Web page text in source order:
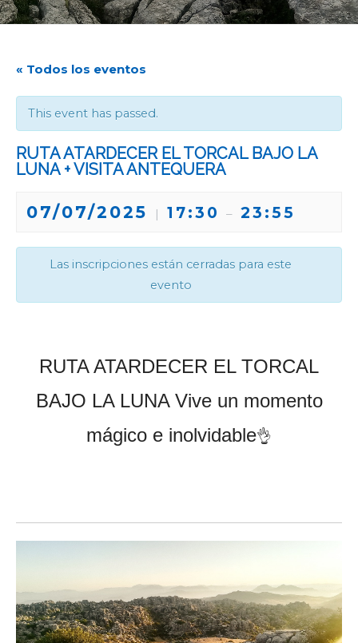
« Todos los eventos
This event has passed.
RUTA ATARDECER EL TORCAL BAJO LA
LUNA + VISITA ANTEQUERA
07/07/2025 | 17:30 – 23:55
Las inscripciones están cerradas para este
evento
RUTA ATARDECER EL TORCAL
BAJO LA LUNA Vive un momento
mágico e inolvidable👌